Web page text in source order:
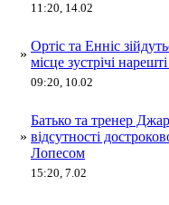
11:20, 14.02
»
Ортіс та Енніс
місце зустрічі
09:20, 10.02
»
Батько та тренер
відсутності
Лопесом
15:20, 7.02